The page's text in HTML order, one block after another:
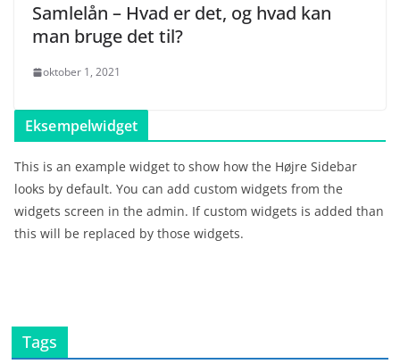
Samlelån – Hvad er det, og hvad kan
man bruge det til?
oktober 1, 2021
Eksempelwidget
This is an example widget to show how the Højre Sidebar
looks by default. You can add custom widgets from the
widgets screen in the admin. If custom widgets is added than
this will be replaced by those widgets.
Tags